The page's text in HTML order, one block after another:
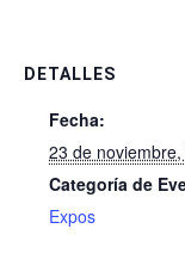
DETALLES
Fecha:
23 de
Categoría de
Expos